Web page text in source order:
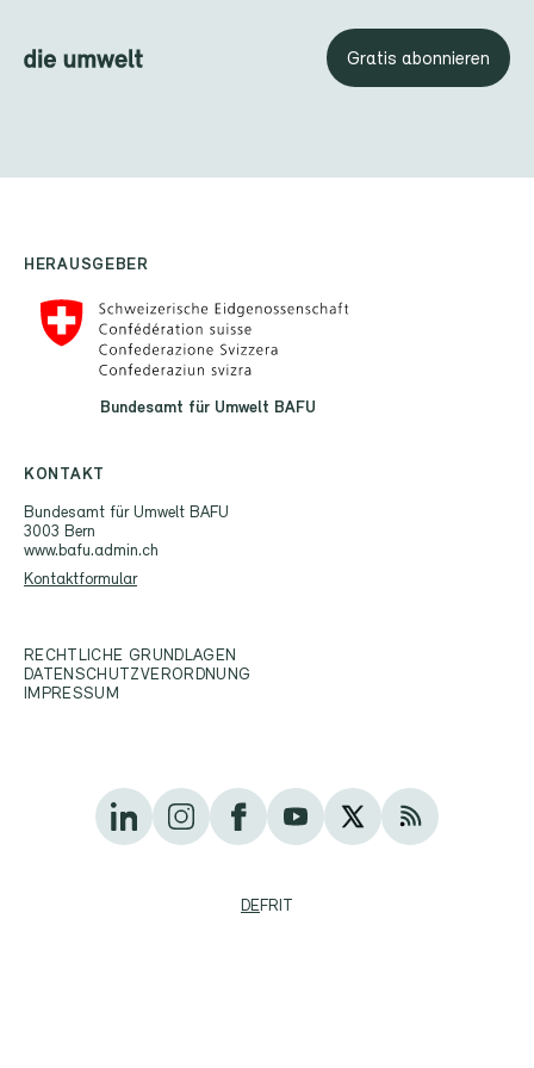
Gratis abonnieren
HERAUSGEBER
Bundesamt für Umwelt BAFU
KONTAKT
Bundesamt für Umwelt BAFU
3003 Bern
www.bafu.admin.ch
Kontaktformular
RECHTLICHE GRUNDLAGEN
DATENSCHUTZVERORDNUNG
IMPRESSUM
DEFRIT